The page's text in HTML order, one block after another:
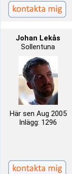
Johan Lekås
Sollentuna
Här sen Aug 2005
Inlägg: 1296